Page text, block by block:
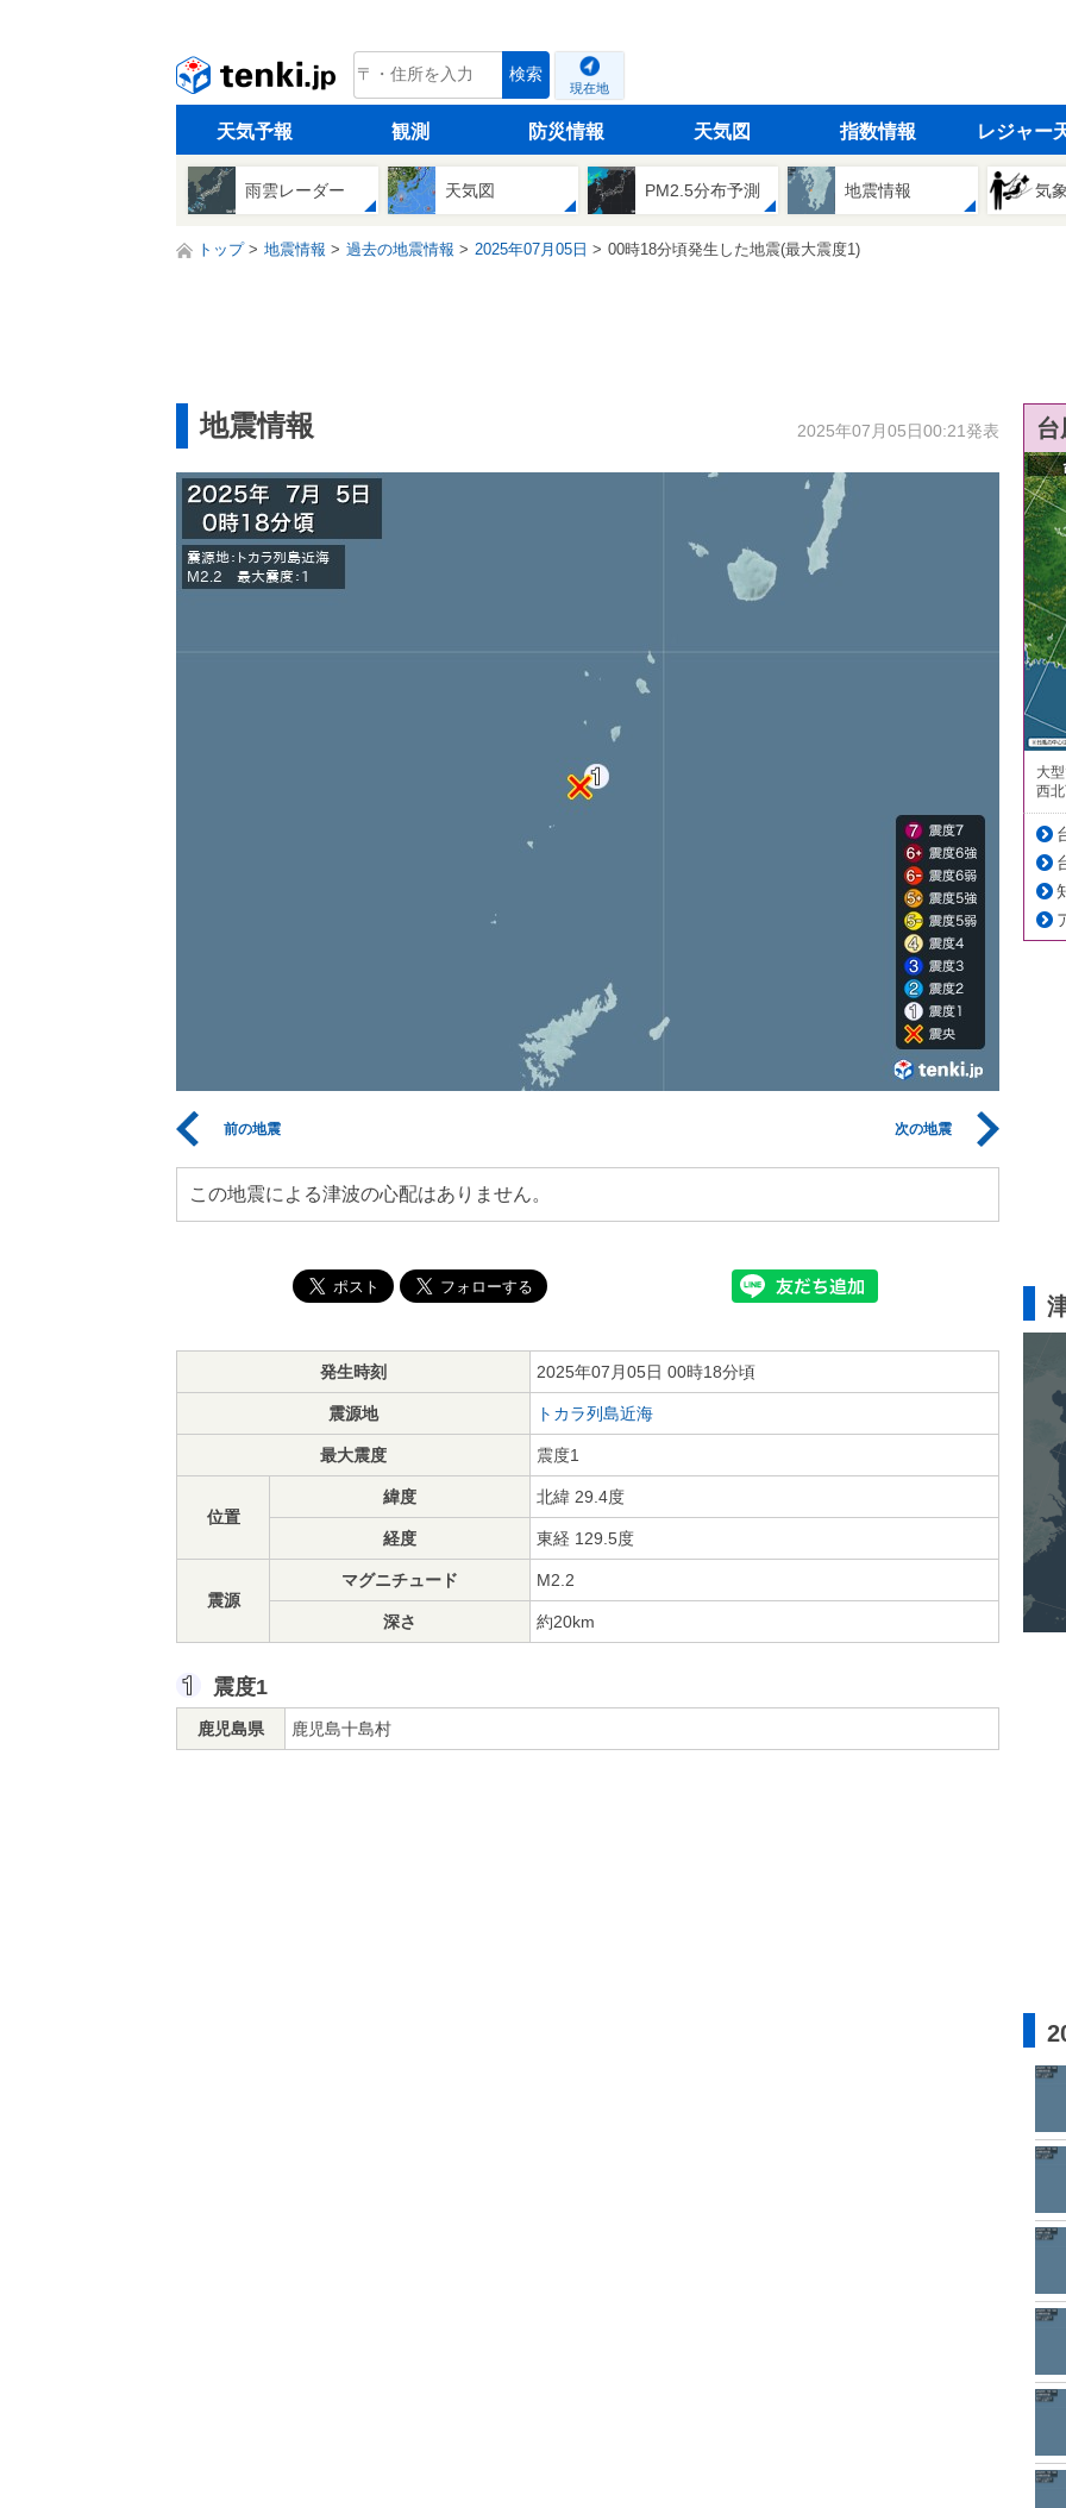
tenki.jp 検索
現在地
天気予報 観測 防災情報 天気図 指数情報 レジャー
雨雲レーダー 天気図 PM2.5分布予測 地震情報 気
トップ 地震情報 過去の地震情報 2025年07月05日 00時18分頃発生した地震(最大震度1)
地震情報 2025年07月05日00:21発表
前の地震 次の地震
この地震による津波の心配はありません。
発生時刻 2025年07月05日 00時18分頃
震源地 トカラ列島近海
最大震度 震度1
位置
緯度 北緯 29.4度
経度 東経 129.5度
震源
マグニチュード M2.2
深さ 約20km
震度1
鹿児島県 鹿児島十島村
大
西